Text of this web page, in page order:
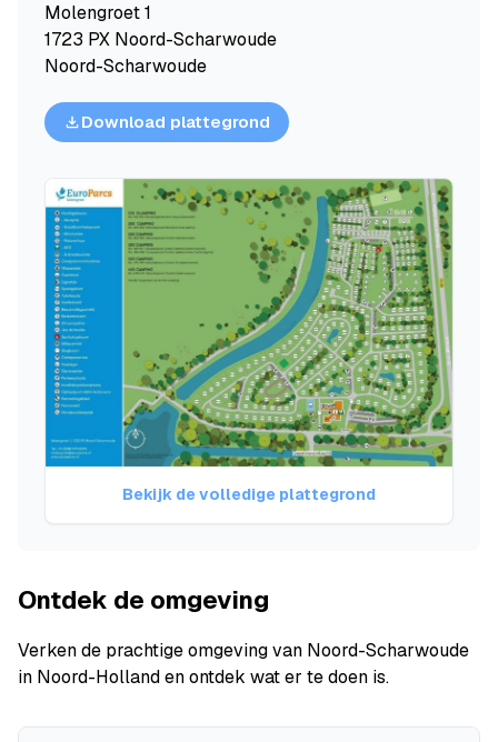
Molengroet 1
1723 PX Noord-Scharwoude
Noord-Scharwoude
Download plattegrond
Bekijk de volledige plattegrond
Ontdek de omgeving
Verken de prachtige omgeving van Noord-Scharwoude
in Noord-Holland en ontdek wat er te doen is.